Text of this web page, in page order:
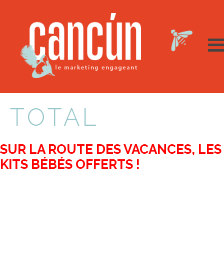
TOTAL
SUR LA ROUTE DES VACANCES, LES
KITS BÉBÉS OFFERTS !